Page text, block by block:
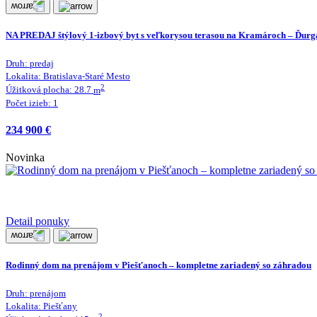
NA PREDAJ štýlový 1-izbový byt s veľkorysou terasou na Kramároch –
Druh: predaj
Lokalita: Bratislava-Staré Mesto
Úžitková plocha: 28.7 m2
Počet izieb: 1
234 900 €
Novinka
Detail ponuky
Rodinný dom na prenájom v Piešťanoch – kompletne zariadený so záhradou
Druh: prenájom
Lokalita: Piešťany